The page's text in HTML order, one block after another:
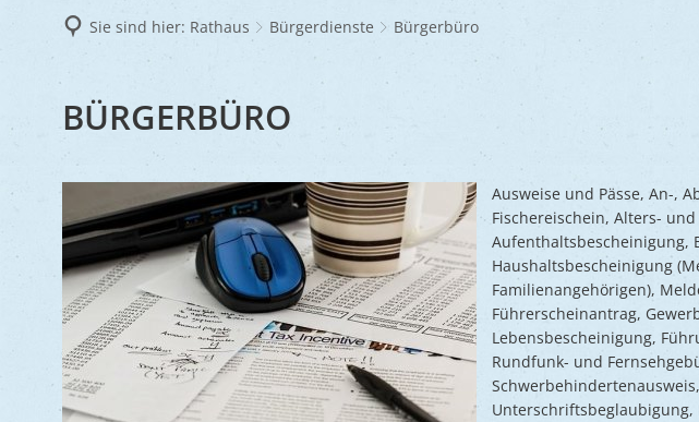
Ukraine Wir
Sie sind hier: Rathaus Bürgerdienste Bürgerbüro
BÜRGERBÜRO
BÜRGERBÜRO
Ausweise und Pässe, An-,
Fischereischein, Alters-
Aufenthaltsbescheinigung,
Haushaltsbescheinigung
Familienangehörigen),
Führerscheinantrag,
Lebensbescheinigung,
Rundfunk- und
Unterschriftsbeglaubigung,